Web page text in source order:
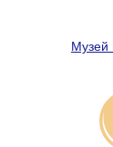
Музей